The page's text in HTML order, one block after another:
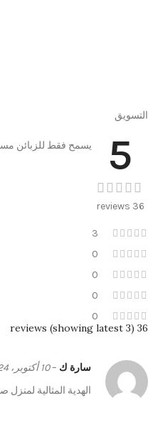
التسويق
5
36 reviews
3
0
0
0
0
36 reviews (showing latest 3)
سارة ك –10 أكتوبر، 2024
الهدية المثالية لمنزل
يسمح فقط للزبائن